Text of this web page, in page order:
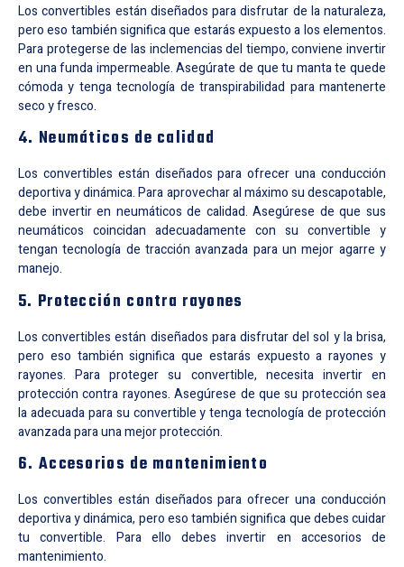
Los convertibles están diseñados para disfrutar de la naturaleza,
pero eso también significa que estarás expuesto a los elementos.
Para protegerse de las inclemencias del tiempo, conviene invertir
en una funda impermeable. Asegúrate de que tu manta te quede
cómoda y tenga tecnología de transpirabilidad para mantenerte
seco y fresco.
4. Neumáticos de calidad
Los convertibles están diseñados para ofrecer una conducción
deportiva y dinámica. Para aprovechar al máximo su descapotable,
debe invertir en neumáticos de calidad. Asegúrese de que sus
neumáticos coincidan adecuadamente con su convertible y
tengan tecnología de tracción avanzada para un mejor agarre y
manejo.
5. Protección contra rayones
Los convertibles están diseñados para disfrutar del sol y la brisa,
pero eso también significa que estarás expuesto a rayones y
rayones. Para proteger su convertible, necesita invertir en
protección contra rayones. Asegúrese de que su protección sea
la adecuada para su convertible y tenga tecnología de protección
avanzada para una mejor protección.
6. Accesorios de mantenimiento
Los convertibles están diseñados para ofrecer una conducción
deportiva y dinámica, pero eso también significa que debes cuidar
tu convertible. Para ello debes invertir en accesorios de
mantenimiento.